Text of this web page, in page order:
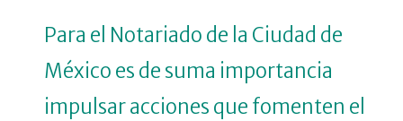
Para el Notariado de la Ciudad de
México es de suma importancia
impulsar acciones que fomenten el